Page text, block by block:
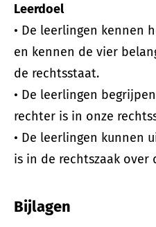
Leerdoel
• De leerlingen kennen
en kennen de vier
de rechtsstaat.
• De leerlingen
rechter is in onze
• De leerlingen kunnen
is in de rechtszaak over
Bijlagen